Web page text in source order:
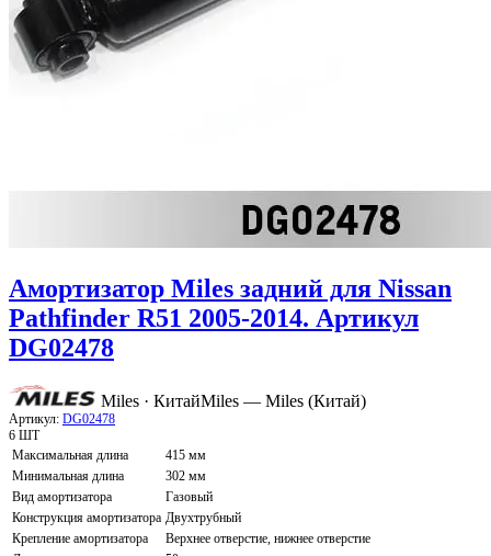
Амортизатор Miles задний для Nissan
Pathfinder R51 2005-2014. Артикул
DG02478
Miles · КитайMiles — Miles (Китай)
Артикул: DG02478
6 ШТ
Максимальная длина
415 мм
Минимальная длина
302 мм
Вид амортизатора
Газовый
Конструкция амортизатора Двухтрубный
Крепление амортизатора
Верхнее отверстие, нижнее отверстие